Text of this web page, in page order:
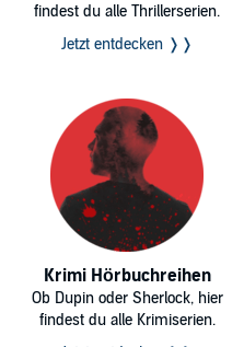
findest du alle Thrillerserien.
Jetzt entdecken ❭❭
Krimi Hörbuchreihen
Ob Dupin oder Sherlock, hier
findest du alle Krimiserien.